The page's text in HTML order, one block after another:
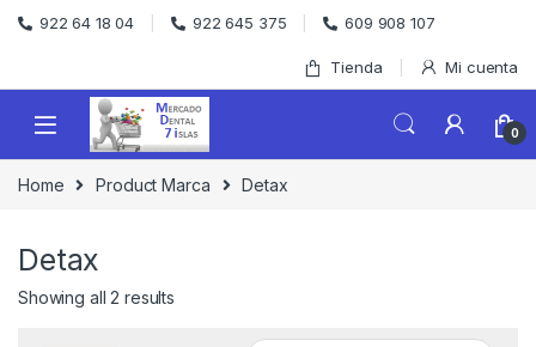
Skip to navigation
Skip to content
922 64 18 04 922 645 375 609 908 107
Tienda Mi cuenta
0
Home Product Marca Detax
Detax
Showing all 2 results